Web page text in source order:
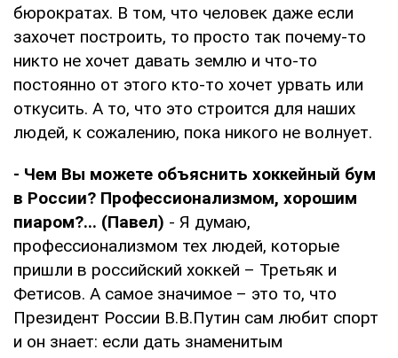
бюрократах. В том, что человек даже если
захочет построить, то просто так почему-то
никто не хочет давать землю и что-то
постоянно от этого кто-то хочет урвать или
откусить. А то, что это строится для наших
людей, к сожалению, пока никого не волнует.
- Чем Вы можете объяснить хоккейный бум
в России? Профессионализмом, хорошим
пиаром?... (Павел) - Я думаю,
профессионализмом тех людей, которые
пришли в российский хоккей – Третьяк и
Фетисов. А самое значимое – это то, что
Президент России В.В.Путин сам любит спорт
и он знает: если дать знаменитым